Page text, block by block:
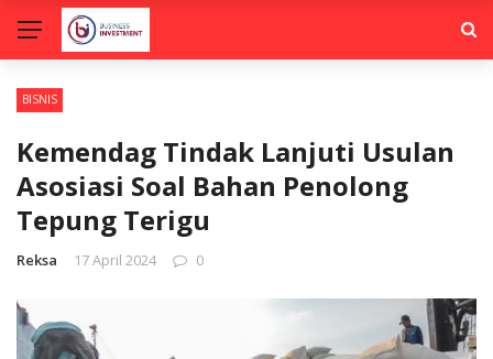
BISNIS
Kemendag Tindak Lanjuti Usulan
Asosiasi Soal Bahan Penolong
Tepung Terigu
Reksa 17 April 2024 0